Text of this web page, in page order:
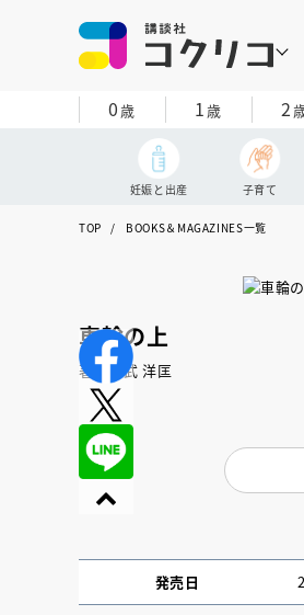
0歳 1歳 2
妊娠と出産 子育て
TOP BOOKS＆MAGAZINES一覧
車輪の上
著：乙武 洋匡
発売日